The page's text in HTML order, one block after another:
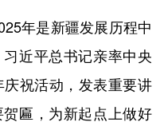
年是新疆发展历程中
近平总书记亲率中央
祝活动，发表重要讲
匾，为新起点上做好